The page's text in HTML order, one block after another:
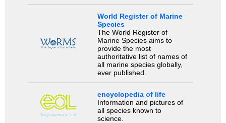
World Register of Marine
Species
The World Register of
Marine Species aims to
provide the most
authoritative list of names of
all marine species globally,
ever published.
encyclopedia of life
Information and pictures of
all species known to
science.